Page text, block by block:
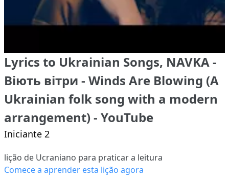
Lyrics to Ukrainian Songs, NAVKA -
Віють вітри - Winds Are Blowing (A
Ukrainian folk song with a modern
arrangement) - YouTube
Iniciante 2
lição de Ucraniano para praticar a leitura
Comece a aprender esta lição agora